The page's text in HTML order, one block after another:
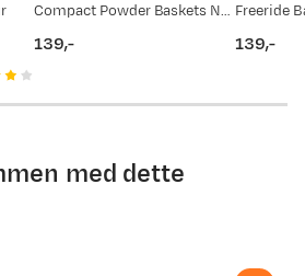
Compact Powder Baskets No Color
139,-
Freeride
139,-
med dette